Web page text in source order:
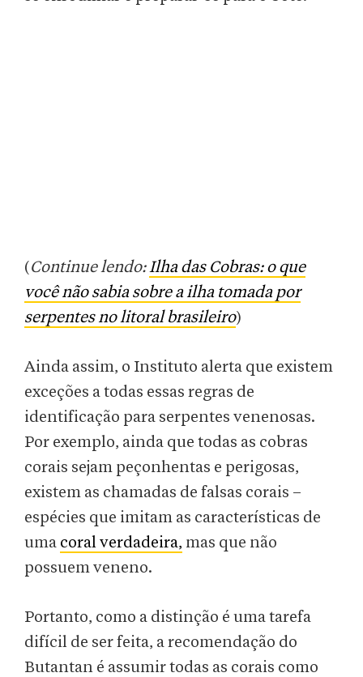
(Continue lendo:Ilha das Cobras: o que
você não sabia sobre a ilha tomada por
serpentes no litoral brasileiro)
Ainda assim, o Instituto alerta que existem
exceções a todas essas regras de
identificação para serpentes venenosas.
Por exemplo, ainda que todas as cobras
corais sejam peçonhentas e perigosas,
existem as chamadas de falsas corais –
espécies que imitam as características de
uma coral verdadeira, mas que não
possuem veneno.
Portanto, como a distinção é uma tarefa
difícil de ser feita, a recomendação do
Butantan é assumir todas as corais como